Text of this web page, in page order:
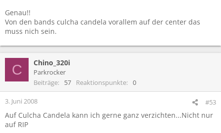
Genau!!
Von den bands culcha candela vorallem auf der center das
muss nich sein.
C Chino_320i
Parkrocker
Beiträge
57 Reaktionspunkte 0
3. Juni 2008 #53
Auf Culcha Candela kann ich gerne ganz verzichten...Nicht nur
auf RIP